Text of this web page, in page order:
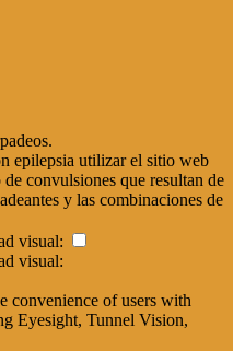
epilepsia utilizar el sitio web
convulsiones que resultan de
y las combinaciones de
visual:
visual:
convenience of users with
Eyesight, Tunnel Vision,